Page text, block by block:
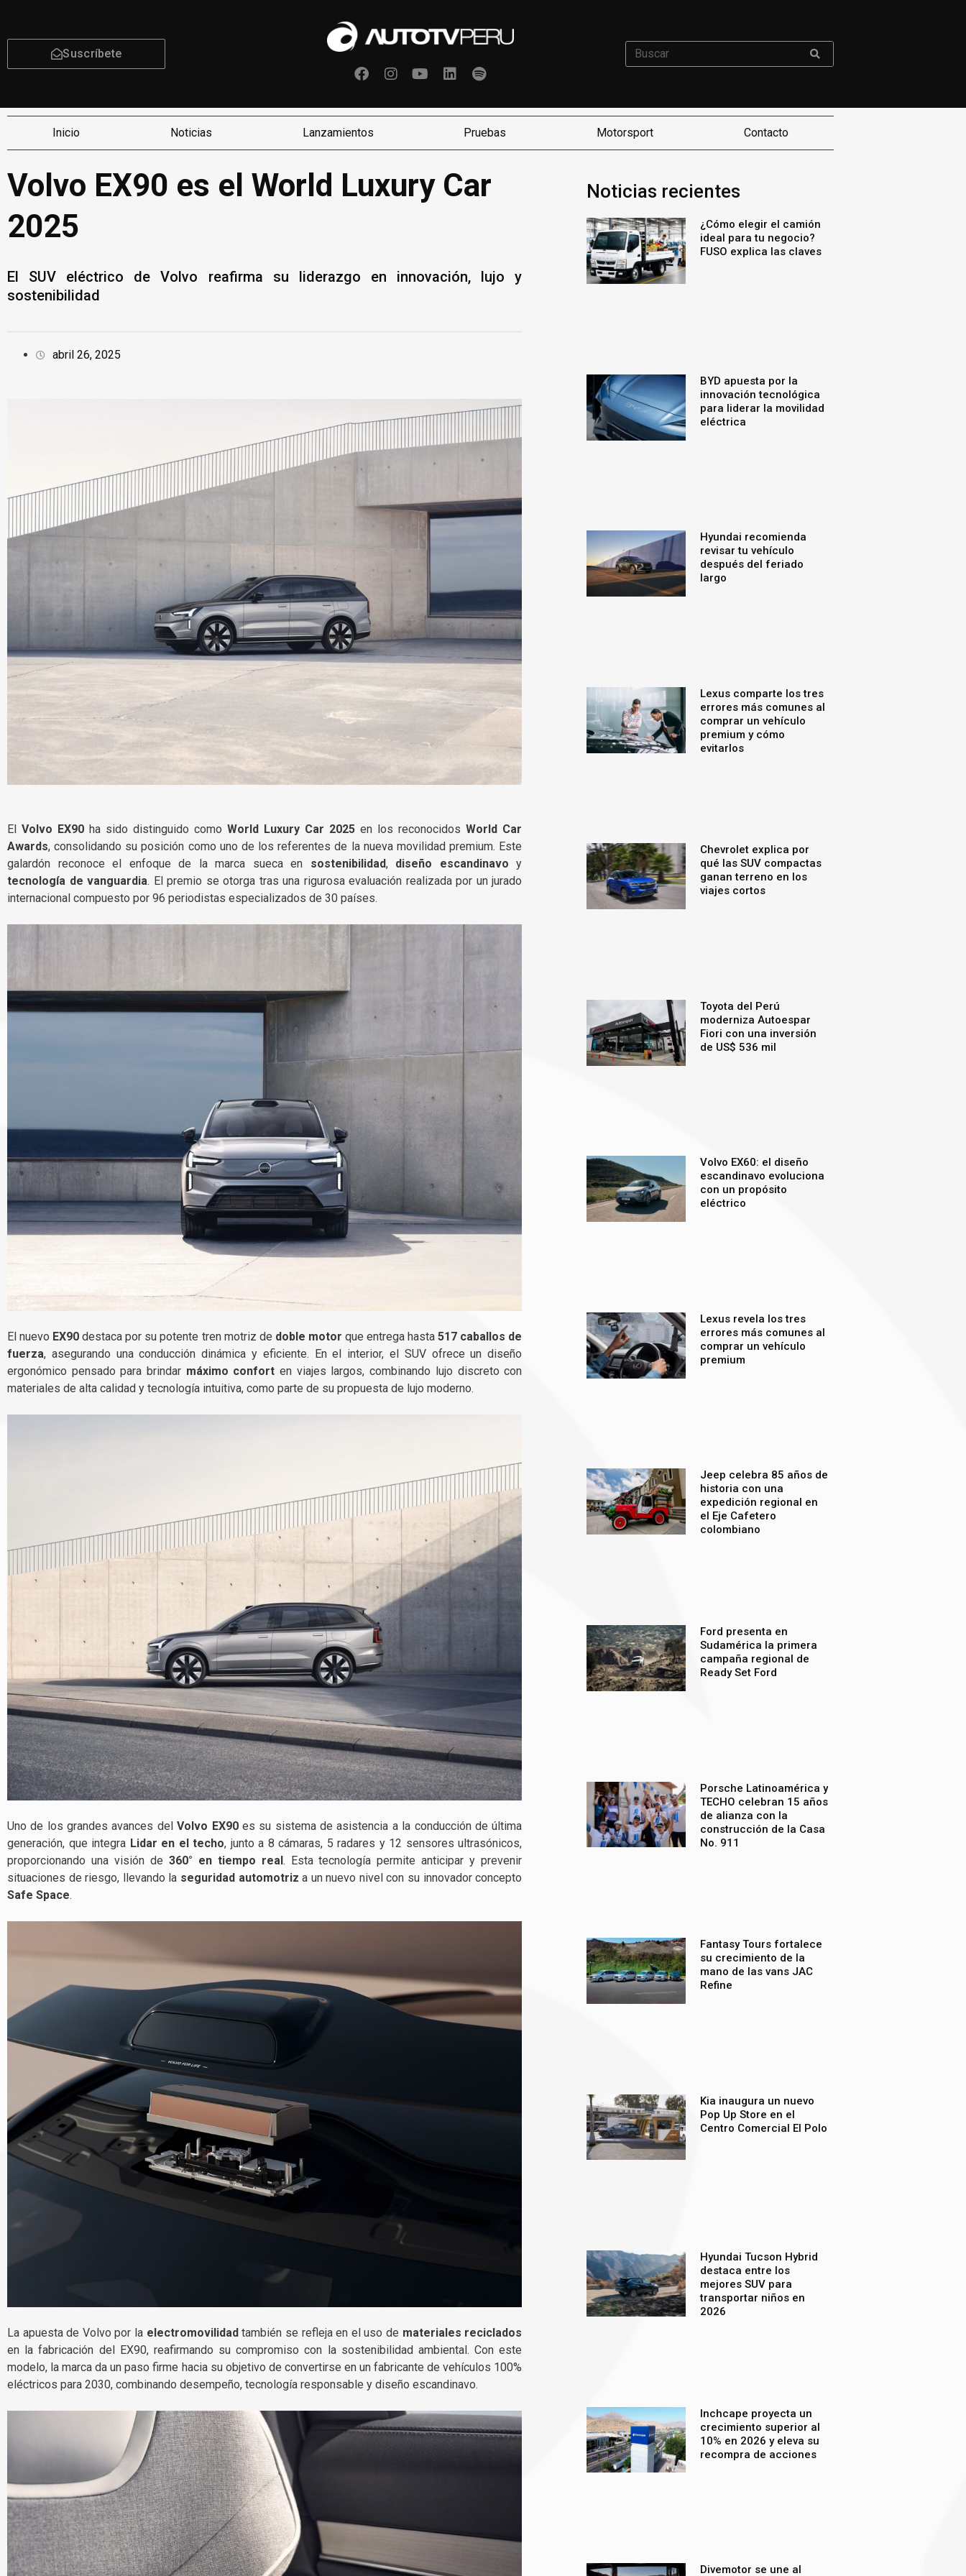
Suscríbete
Inicio Noticias Lanzamientos Pruebas Motorsport Contacto
Volvo EX90 es el World Luxury Car
2025
El SUV eléctrico de Volvo reafirma su liderazgo en innovación, lujo y
sostenibilidad
abril 26, 2025
ElVolvo EX90 ha sido distinguido comoWorld Luxury Car 2025 en los reconocidosWorld Car
Awards, consolidando su posición como uno de los referentes de la nueva movilidad premium. Este
galardón reconoce el enfoque de la marca sueca en sostenibilidad, diseño escandinavo y
tecnología de vanguardia. El premio se otorga tras una rigurosa evaluación realizada por un jurado
internacional compuesto por 96 periodistas especializados de 30 países.
El nuevo EX90 destaca por su potente tren motriz de doble motor que entrega hasta517 caballos de
fuerza, asegurando una conducción dinámica y eficiente. En el interior, el SUV ofrece un diseño
ergonómico pensado para brindar máximo confort en viajes largos, combinando lujo discreto con
materiales de alta calidad y tecnología intuitiva, como parte de su propuesta de lujo moderno.
Uno de los grandes avances delVolvo EX90es su sistema de asistencia a la conducción de última
generación, que integra Lidar en el techo, junto a 8 cámaras, 5 radares y 12 sensores ultrasónicos,
proporcionando una visión de 360° en tiempo real. Esta tecnología permite anticipar y prevenir
situaciones de riesgo, llevando la seguridad automotriz a un nuevo nivel con su innovador concepto
Safe Space.
La apuesta de Volvo por la electromovilidadtambién se refleja en el uso de materiales reciclados
en la fabricación del EX90, reafirmando su compromiso con la sostenibilidad ambiental. Con este
modelo, la marca da un paso firme hacia su objetivo de convertirse en un fabricante de vehículos 100%
eléctricos para 2030, combinando desempeño, tecnología responsable y diseño escandinavo.
Noticias recientes
¿Cómo elegir el camión
ideal para tu negocio?
FUSO explica las claves
BYD apuesta por la
innovación tecnológica
para liderar la movilidad
eléctrica
Hyundai recomienda
revisar tu vehículo
después del feriado
largo
Lexus comparte los tres
errores más comunes al
comprar un vehículo
premium y cómo
evitarlos
Chevrolet explica por
qué las SUV compactas
ganan terreno en los
viajes cortos
Toyota del Perú
moderniza Autoespar
Fiori con una inversión
de US$ 536 mil
Volvo EX60: el diseño
escandinavo evoluciona
con un propósito
eléctrico
Lexus revela los tres
errores más comunes al
comprar un vehículo
premium
Jeep celebra 85 años de
historia con una
expedición regional en
el Eje Cafetero
colombiano
Ford presenta en
Sudamérica la primera
campaña regional de
Ready Set Ford
Porsche Latinoamérica y
TECHO celebran 15 años
de alianza con la
construcción de la Casa
No. 911
Fantasy Tours fortalece
su crecimiento de la
mano de las vans JAC
Refine
Kia inaugura un nuevo
Pop Up Store en el
Centro Comercial El Polo
Hyundai Tucson Hybrid
destaca entre los
mejores SUV para
transportar niños en
2026
Inchcape proyecta un
crecimiento superior al
10% en 2026 y eleva su
recompra de acciones
Divemotor se une al